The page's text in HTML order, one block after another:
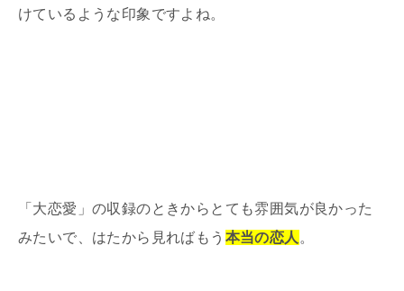
けているような印象ですよね。
「大恋愛」の収録のときからとても雰囲気が良かった
みたいで、はたから見ればもう 本当の恋人 。